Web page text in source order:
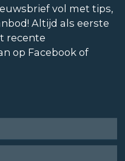
vol met tips,
Altijd als eerste
recente
op Facebook of